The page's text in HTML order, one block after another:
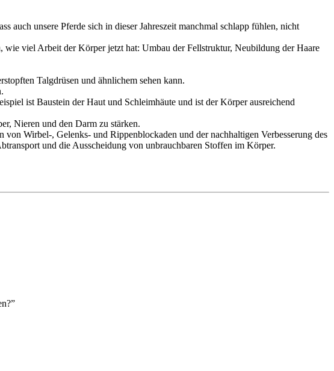
auch unsere Pferde sich in dieser Jahreszeit manchmal schlapp fühlen, nicht
viel Arbeit der Körper jetzt hat: Umbau der Fellstruktur, Neubildung der Haare
Talgdrüsen und ähnlichem sehen kann.
ist Baustein der Haut und Schleimhäute und ist der Körper ausreichend
Nieren und den Darm zu stärken.
Wirbel-, Gelenks- und Rippenblockaden und der nachhaltigen Verbesserung des
und die Ausscheidung von unbrauchbaren Stoffen im Körper.